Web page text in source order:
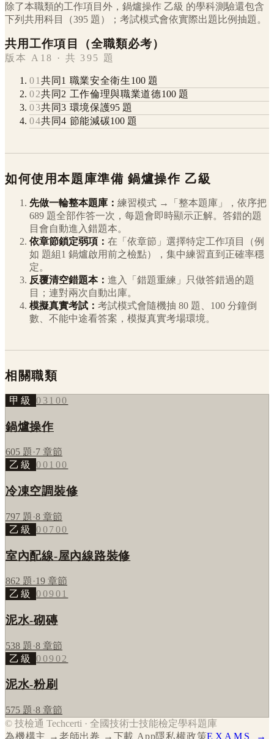
除了本職類的工作項目外， 鍋爐操作 乙級 的學科測驗還包含
下列共用科目（395 題）；考試模式會依實際出題比例抽題。
共用工作項目（全職類必考）
版本 A18 · 共 395 題
01共同1 職業安全衛生100題
02共同2 工作倫理與職業道德100題
03共同3 環境保護95 題
04共同4 節能減碳100 題
如何使用本題庫準備鍋爐操作 乙級
先做一輪整本題庫： 練習模式 →「整本題庫」，依序把
689 題全部作答一次，每題會即時顯示正解。答錯的題
目會自動進入錯題本。
依章節鎖定弱項： 在「依章節」選擇特定工作項目（例
如 題組1 鍋爐啟用前之檢點），集中練習直到正確率穩
定。
反覆清空錯題本： 進入「錯題重練」只做答錯過的題
目；連對兩次自動出庫。
模擬真實考試： 考試模式會隨機抽 80 題、100 分鐘倒
數、不能中途看答案，模擬真實考場環境。
相關職類
甲級 03100
鍋爐操作
605 題 ·7 章節
乙級
00100
冷凍空調裝修
797 題 ·8 章節
乙級
00700
室內配線-屋內線路裝修
862 題 ·19 章節
乙級
00901
泥水-砌磚
538 題 ·8 章節
乙級
00902
泥水-粉刷
575 題 ·8 章節
© 技檢通 Techcerti · 全國技術士技能檢定學科題庫
為機構主 → 老師出卷 → 下載 App隱私權政策EXAMS →